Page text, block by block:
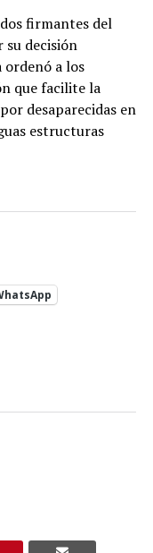
firmantes del
su decisión
a los
que facilite la
desaparecidas en
estructuras